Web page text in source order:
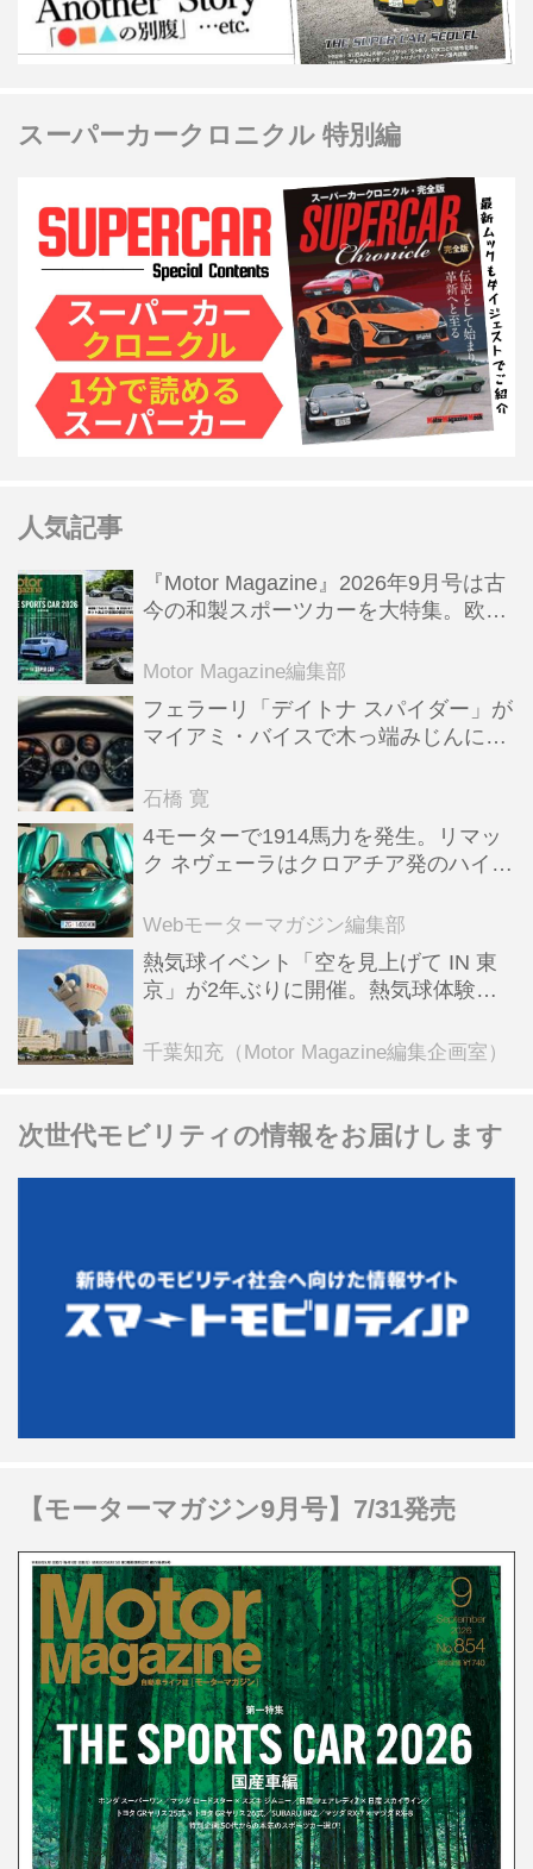
スーパーカークロニクル 特別編
人気記事
『Motor Magazine』2026年9月号は古
今の和製スポーツカーを大特集。欧州
Motor Magazine編集部
フェラーリ「デイトナ スパイダー」が
マイアミ・バイスで木っ端みじんにな
石橋 寛
4モーターで1914馬力を発生。リマッ
ク ネヴェーラはクロアチア発のハイパ
全版／115】
Webモーターマガジン編集部
熱気球イベント「空を見上げて IN 東
京」が2年ぶりに開催。熱気球体験搭
ンテンツも
千葉知充（Motor Magazine編集企画室）
次世代モビリティの情報をお届けします
【モーターマガジン9月号】7/31発売